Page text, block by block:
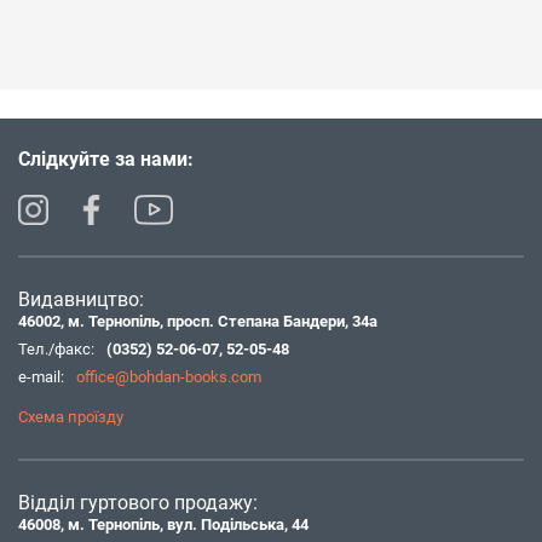
Слідкуйте за нами:
Видавництво:
46002, м. Тернопіль, просп. Степана Бандери, 34а
Тел./факс:
(0352) 52-06-07, 52-05-48
e-mail:
office@bohdan-books.com
Схема проїзду
Відділ гуртового продажу:
46008, м. Тернопіль, вул. Подільська, 44